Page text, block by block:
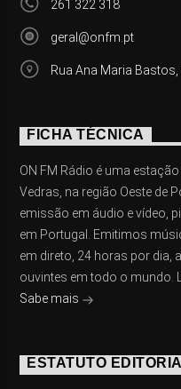
261 322 318
geral@onfm.pt
Rua Ana Maria
FICHA TÉCNICA
ON FM Rádio é uma
Vedras, na região Oeste de
emissão em áudio e vídeo,
em Portugal. Emitimos
em direto, 24 horas por dia,
ouvintes em todo o mundo.
Sabe mais
ESTATUTO